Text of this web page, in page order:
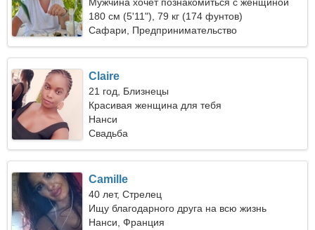
180 см (5'11"), 79 кг (174 фунтов)
Сафари, Предпринимательство
Claire
21 год, Близнецы
Красивая женщина для тебя
Нанси
Свадьба
Camille
40 лет, Стрелец
Ищу благодарного друга на всю жизнь
Нанси, Франция